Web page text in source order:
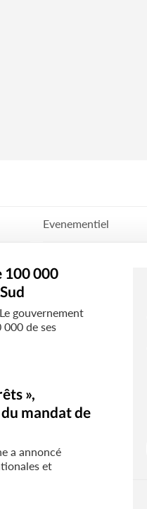
Evenementiel
100 000
gouvernement
de ses
»,
mandat de
a annoncé
et